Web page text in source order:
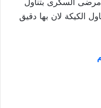
الكيكة لان بها دقيق